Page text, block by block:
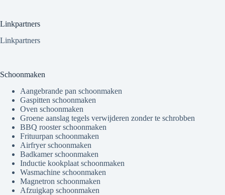
Linkpartners
Linkpartners
Schoonmaken
Aangebrande pan schoonmaken
Gaspitten schoonmaken
Oven schoonmaken
Groene aanslag tegels verwijderen zonder te schrobben
BBQ rooster schoonmaken
Frituurpan schoonmaken
Airfryer schoonmaken
Badkamer schoonmaken
Inductie kookplaat schoonmaken
Wasmachine schoonmaken
Magnetron schoonmaken
Afzuigkap schoonmaken